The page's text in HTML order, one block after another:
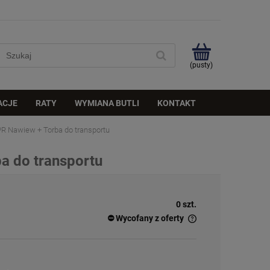
(pusty)
RATY WYMIANA BUTLI KONTAKT
Nawiew + Torba do transportu
do transportu
0 szt.
⛔ Wycofany z oferty